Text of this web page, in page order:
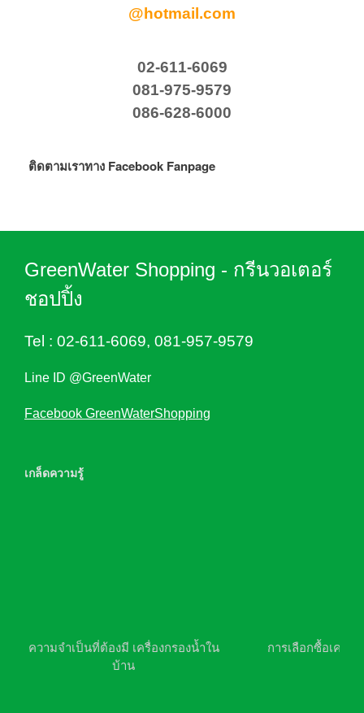
@hotmail.com
02-611-6069
081-975-9579
086-628-6000
ติดตามเราทาง Facebook Fanpage
GreenWater Shopping - กรีนวอเตอร์
ชอปปิ้ง
Tel : 02-611-6069, 081-957-9579
Line ID @GreenWater
Facebook GreenWaterShopping
เกล็ดความรู้
ความจำเป็นที่ต้องมี เครื่องกรองน้ำใน
บ้าน
การเลือกซื้อเครื่อ